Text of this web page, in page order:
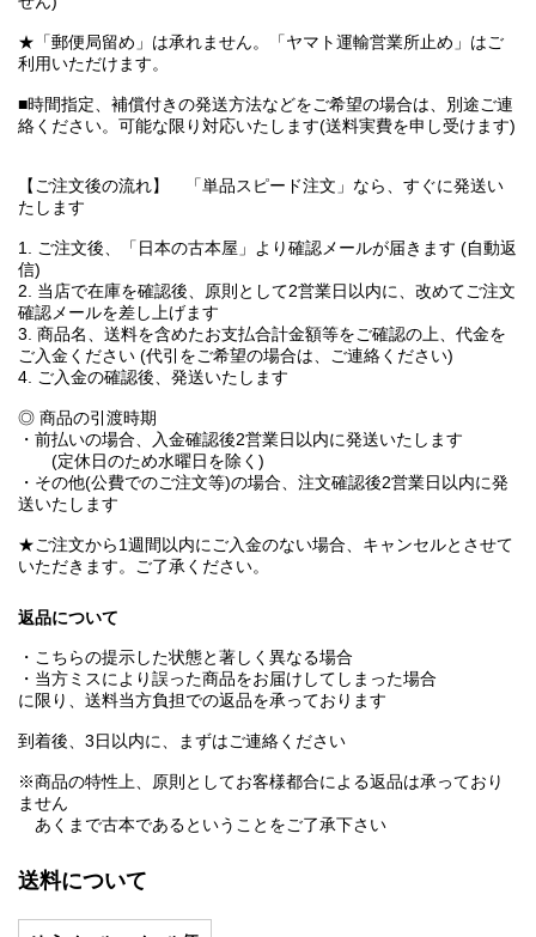
★「郵便局留め」は承れません。「ヤマト運輸営業所止め」はご
利用いただけます。
■時間指定、補償付きの発送方法などをご希望の場合は、別途ご連
絡ください。可能な限り対応いたします(送料実費を申し受けます)
【ご注文後の流れ】 「単品スピード注文」なら、すぐに発送い
たします
1. ご注文後、「日本の古本屋」より確認メールが届きます (自動返
信)
2. 当店で在庫を確認後、原則として2営業日以内に、改めてご注文
確認メールを差し上げます
3. 商品名、送料を含めたお支払合計金額等をご確認の上、代金を
ご入金ください (代引をご希望の場合は、ご連絡ください)
4. ご入金の確認後、発送いたします
◎ 商品の引渡時期
・前払いの場合、入金確認後2営業日以内に発送いたします
(定休日のため水曜日を除く)
・その他(公費でのご注文等)の場合、注文確認後2営業日以内に発
送いたします
★ご注文から1週間以内にご入金のない場合、キャンセルとさせて
いただきます。ご了承ください。
返品について
・こちらの提示した状態と著しく異なる場合
・当方ミスにより誤った商品をお届けしてしまった場合
に限り、送料当方負担での返品を承っております
到着後、3日以内に、まずはご連絡ください
※商品の特性上、原則としてお客様都合による返品は承っており
ません
あくまで古本であるということをご了承下さい
送料について